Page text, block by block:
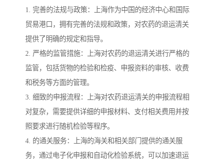
1. 完善的法规与政策：上海作为中国的经济中心和国际
贸易港口，拥有完善的法规和政策，对农药的退运清关
提供了明确的规定和指导。
2. 严格的监管措施：上海对农药的退运清关进行严格的
监管，包括货物的检验和检疫、申报资料的审核、收费
和税务等方面的管理。
3. 细致的申报流程：上海对农药退运清关的申报流程相
对复杂，需要提供详细的申报材料、支付相关费用并按
照要求进行随机检验等程序。
4. 的通关服务：上海的海关和相关部门提供的通关服
务，通过电子化申报和自动化检验系统，可以加速退运